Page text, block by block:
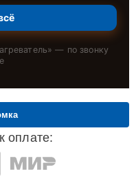
» — по звонку
оплате: